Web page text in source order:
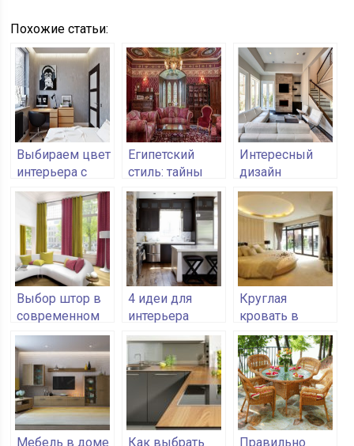
Похожие статьи:
Выбираем цвет
интерьера с
учётом его
влияния на
человека
Египетский
стиль: тайны
древних
цивилизаций в
вашем доме
Интересный
дизайн
гостиной
комнаты
Выбор штор в
современном
ключе
4 идеи для
интерьера
маленькой
кухни
Круглая
кровать в
интерьере
спальни
Мебель в доме
Как выбрать
Правильно